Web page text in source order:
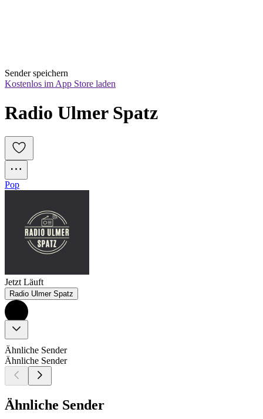
Sender speichern
Kostenlos im App Store laden
Radio Ulmer Spatz
Pop
Jetzt Läuft
Radio Ulmer Spatz
Ähnliche Sender
Ähnliche Sender
Ähnliche Sender